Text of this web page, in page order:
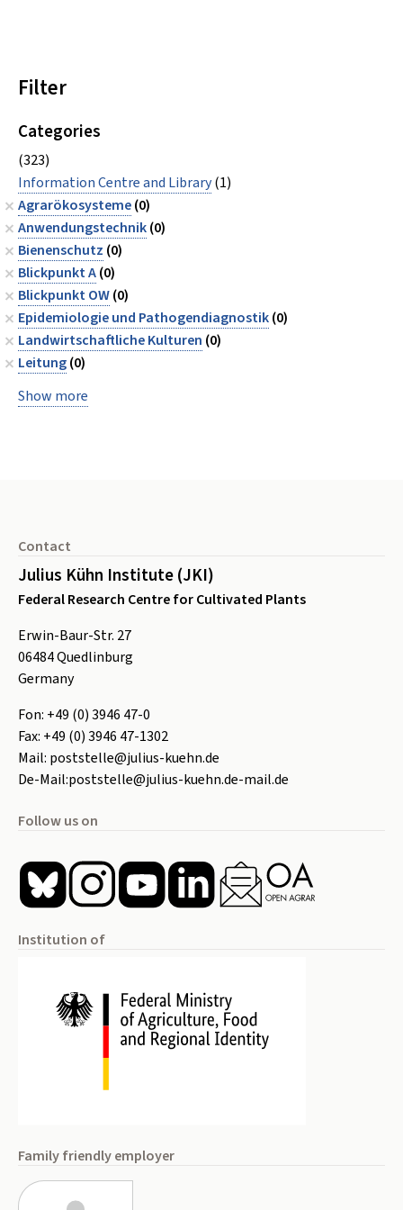
Filter
Categories
(323)
Information Centre and Library(1)
Agrarökosysteme(0)
Anwendungstechnik(0)
Bienenschutz (0)
Blickpunkt A(0)
Blickpunkt OW(0)
Epidemiologie und Pathogendiagnostik(0)
Landwirtschaftliche Kulturen (0)
Leitung(0)
Show more
Contact
Julius Kühn Institute (JKI)
Federal Research Centre for Cultivated Plants
Erwin-Baur-Str. 27
06484Quedlinburg
Germany
Fon: +49 (0) 3946 47-0
Fax: +49 (0) 3946 47-1302
Mail: poststelle@julius-kuehn.de
De-Mail:poststelle@julius-kuehn.de-mail.de
Follow us on
Institution of
Family friendly employer